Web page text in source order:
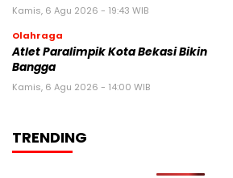
Kamis, 6 Agu 2026 - 19:43 WIB
Olahraga
Atlet Paralimpik Kota Bekasi Bikin
Bangga
Kamis, 6 Agu 2026 - 14:00 WIB
TRENDING